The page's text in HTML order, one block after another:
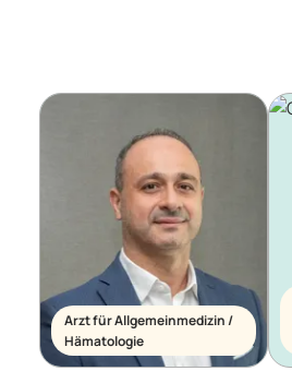
Arzt für Allgemeinmedizin /
Hämatologie